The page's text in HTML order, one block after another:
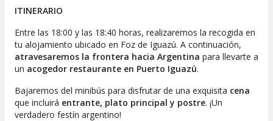
ITINERARIO
Entre las 18:00 y las 18:40 horas, realizaremos la recogida en
tu alojamiento ubicado en Foz de Iguazú. A continuación,
atravesaremos la frontera hacia Argentina para llevarte a
un acogedor restaurante en Puerto Iguazú.
Bajaremos del minibús para disfrutar de una exquisita cena
que incluirá entrante, plato principal y postre. ¡Un
verdadero festín argentino!